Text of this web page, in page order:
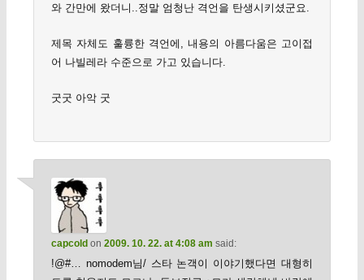
와 간만에 왔더니..정말 엄청난 격언을 탄생시키셨군요.
제목 자체도 훌륭한 격언에, 내용의 아름다움은 고이접
어 나빌레라 수준으로 가고 있습니다.
굿굿 아악 굿
capcoldon 2009. 10. 22. at 4:08 am said:
!@#… nomodem님/ 스타 논객이 이야기했다면 대형히